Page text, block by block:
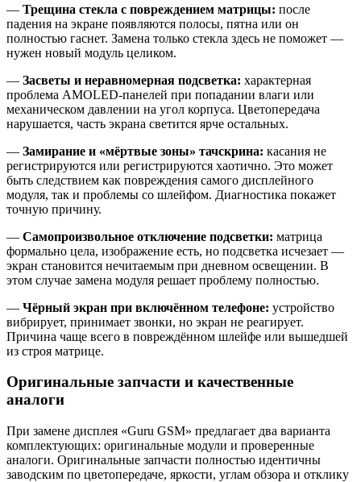
— Трещина стекла с повреждением матрицы: после
падения на экране появляются полосы, пятна или он
полностью гаснет. Замена только стекла здесь не поможет —
нужен новый модуль целиком.
— Засветы и неравномерная подсветка: характерная
проблема AMOLED-панелей при попадании влаги или
механическом давлении на угол корпуса. Цветопередача
нарушается, часть экрана светится ярче остальных.
— Замирание и «мёртвые зоны» тачскрина: касания не
регистрируются или регистрируются хаотично. Это может
быть следствием как повреждения самого дисплейного
модуля, так и проблемы со шлейфом. Диагностика покажет
точную причину.
— Самопроизвольное отключение подсветки: матрица
формально цела, изображение есть, но подсветка исчезает —
экран становится нечитаемым при дневном освещении. В
этом случае замена модуля решает проблему полностью.
— Чёрный экран при включённом телефоне: устройство
вибрирует, принимает звонки, но экран не реагирует.
Причина чаще всего в повреждённом шлейфе или вышедшей
из строя матрице.
Оригинальные запчасти и качественные
аналоги
При замене дисплея «Guru GSM» предлагает два варианта
комплектующих: оригинальные модули и проверенные
аналоги. Оригинальные запчасти полностью идентичны
заводским по цветопередаче, яркости, углам обзора и отклику